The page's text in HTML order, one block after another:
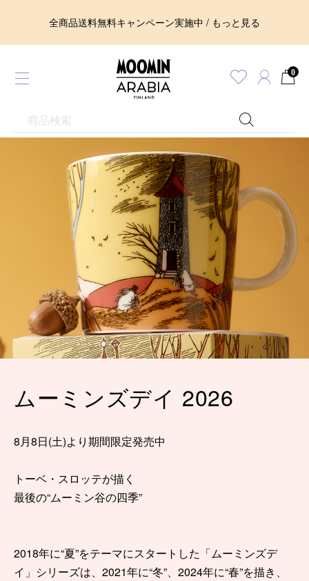
全商品送料無料キャンペーン実施中 / もっと見る
0
ムーミンズデイ 2026
8月8日(土)より期間限定発売中
トーベ・スロッテが描く
最後の“ムーミン谷の四季”
2018年に“夏”をテーマにスタートした「ムーミンズデ
イ」シリーズは、2021年に“冬”、2024年に“春”を描き、